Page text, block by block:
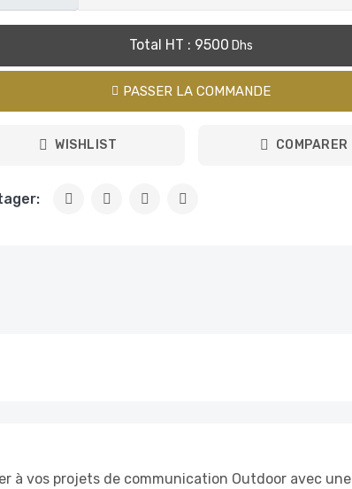
Total HT : 9500 Dhs
PASSER LA COMMANDE
WISHLIST COMPARER
à vos projets de communication Outdoor avec une